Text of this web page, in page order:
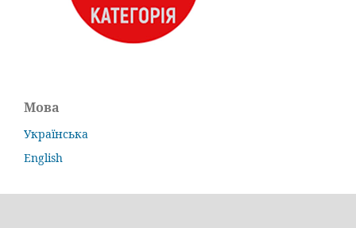
Мова
Українська
English